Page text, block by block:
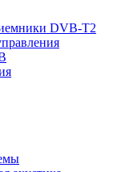
DVB-T2